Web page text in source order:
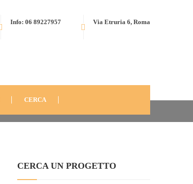
Via Etruria 6, Roma
Info: 06 89227957
CERCA
CERCA UN PROGETTO